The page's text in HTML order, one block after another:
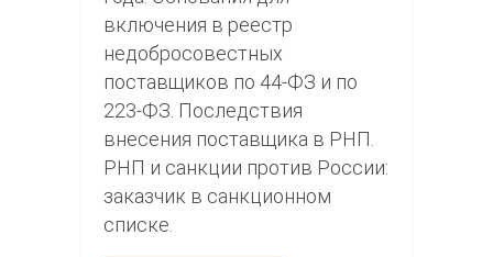
включения в реестр
недобросовестных
поставщиков по 44-ФЗ и по
223-ФЗ. Последствия
внесения поставщика в РНП.
РНП и санкции против России:
заказчик в санкционном
списке.